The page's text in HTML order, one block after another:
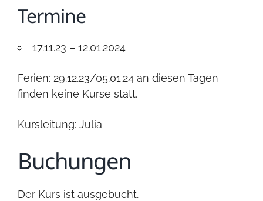
Termine
17.11.23 – 12.01.2024
Ferien: 29.12.23/05.01.24 an diesen Tagen
finden keine Kurse statt.
Kursleitung: Julia
Buchungen
Der Kurs ist ausgebucht.